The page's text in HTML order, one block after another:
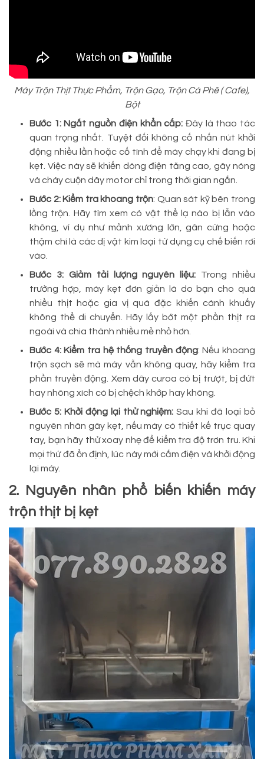
Máy Trộn Thịt Thực Phẩm, Trộn Gạo, Trộn Cà Phê ( Cafe),
Bột
Bước 1: Ngắt nguồn điện khẩn cấp: Đây là thao tác
quan trọng nhất. Tuyệt đối không cố nhấn nút khởi
động nhiều lần hoặc cố tình để máy chạy khi đang bị
kẹt. Việc này sẽ khiến dòng điện tăng cao, gây nóng
và cháy cuộn dây motor chỉ trong thời gian ngắn.
Bước 2: Kiểm tra khoang trộn: Quan sát kỹ bên trong
lồng trộn. Hãy tìm xem có vật thể lạ nào bị lẫn vào
không, ví dụ như mảnh xương lớn, gân cứng hoặc
thậm chí là các dị vật kim loại từ dụng cụ chế biến rơi
vào.
Bước 3: Giảm tải lượng nguyên liệu: Trong nhiều
trường hợp, máy kẹt đơn giản là do bạn cho quá
nhiều thịt hoặc gia vị quá đặc khiến cánh khuấy
không thể di chuyển. Hãy lấy bớt một phần thịt ra
ngoài và chia thành nhiều mẻ nhỏ hơn.
Bước 4: Kiểm tra hệ thống truyền động: Nếu khoang
trộn sạch sẽ mà máy vẫn không quay, hãy kiểm tra
phần truyền động. Xem dây curoa có bị trượt, bị đứt
hay nhông xích có bị chệch khớp hay không.
Bước 5: Khởi động lại thử nghiệm: Sau khi đã loại bỏ
nguyên nhân gây kẹt, nếu máy có thiết kế trục quay
tay, bạn hãy thử xoay nhẹ để kiểm tra độ trơn tru. Khi
mọi thứ đã ổn định, lúc này mới cắm điện và khởi động
lại máy.
2. Nguyên nhân phổ biến khiến máy
trộn thịt bị kẹt